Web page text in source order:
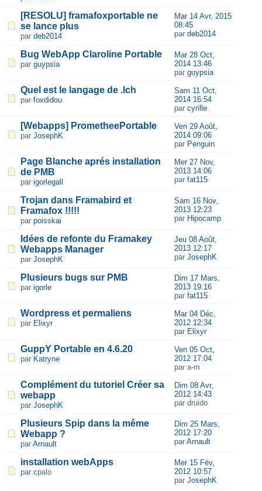
[RESOLU] framafoxportable ne
se lance plus
par deb2014
Mar 14 Avr, 2015
08:45
par deb2014
Bug WebApp Claroline Portable
par guypsia
Mar 28 Oct,
2014 13:46
par guypsia
Quel est le langage de .lch
par foxdidou
Sam 11 Oct,
2014 16:54
par cyrille
[Webapps] PrometheePortable
par JosephK
Ven 29 Août,
2014 09:06
par Penguin
Page Blanche aprés installation
de PMB
par igorlegall
Mer 27 Nov,
2013 14:06
par fat115
Trojan dans Framabird et
Framafox !!!!!
par poisskai
Sam 16 Nov,
2013 12:23
par Hipocamp
Idées de refonte du Framakey
Webapps Manager
par JosephK
Jeu 08 Août,
2013 12:17
par JosephK
Plusieurs bugs sur PMB
par igorle
Dim 17 Mars,
2013 19:16
par fat115
Wordpress et permaliens
par Elixyr
Mar 04 Déc,
2012 12:34
par Elixyr
GuppY Portable en 4.6.20
par Katryne
Ven 05 Oct,
2012 17:04
par a-m
Complément du tutoriel Créer sa
webapp
par JosephK
Dim 08 Avr,
2012 14:43
par druido
Plusieurs Spip dans la même
Webapp ?
par Arnault
Dim 25 Mars,
2012 17:20
par Arnault
installation webApps
par cpalo
Mer 15 Fév,
2012 10:57
par JosephK